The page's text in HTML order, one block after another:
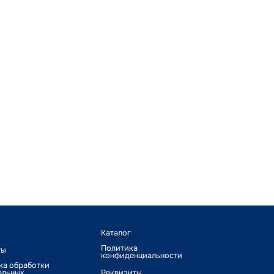
обработки
Каталог
Политика
конфиденциальности